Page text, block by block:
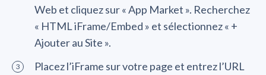
Web et cliquez sur « App Market ». Recherchez
« HTML iFrame/Embed » et sélectionnez « +
Ajouter au Site ».
Placez l’iFrame sur votre page et entrez l’URL